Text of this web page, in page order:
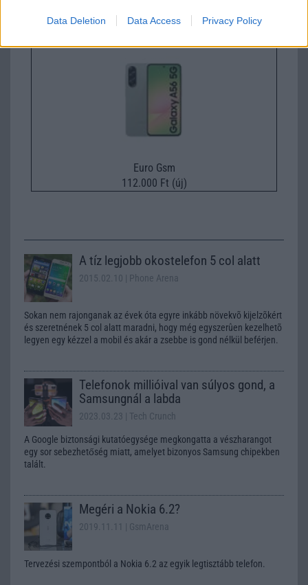
Data Deletion Data Access Privacy Policy
Euro Gsm
112.000 Ft (új)
A tíz legjobb okostelefon 5 col alatt
2015.02.10 | Phone Arena
Sokan nem rajonganak az évek óta egyre inkább növekvõ kijelzõkért
és szeretnének 5 col alatt maradni, hogy még egyszerûen kezelhetõ
legyen egy kézzel a mobil és akár a zsebbe is gond nélkül beférjen.
Telefonok millióival van súlyos gond, a
Samsungnál a labda
2023.03.23 | Tech Crunch
A Google biztonsági kutatóegysége megkongatta a vészharangot
egy sor sebezhetőség miatt, amelyet bizonyos Samsung chipekben
talált.
Megéri a Nokia 6.2?
2019.11.11 | GsmArena
Tervezési szempontból a Nokia 6.2 az egyik legtisztább telefon.